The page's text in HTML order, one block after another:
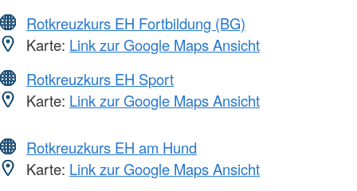
Rotkreuzkurs EH Fortbildung (BG)
Karte: Link zur Google Maps Ansicht
Rotkreuzkurs EH Sport
Karte: Link zur Google Maps Ansicht
Rotkreuzkurs EH am Hund
Karte: Link zur Google Maps Ansicht